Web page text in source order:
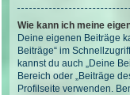
Wie kann ich meine
Deine eigenen Beiträge
Beiträge“ im
kannst du auch „Deine
Bereich oder „Beiträge
Profilseite verwenden.